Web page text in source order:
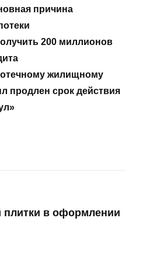
причина
200 миллионов
жилищному
продлен срок действия
плитки в оформлении